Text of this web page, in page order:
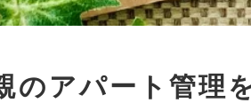
のアパート管理